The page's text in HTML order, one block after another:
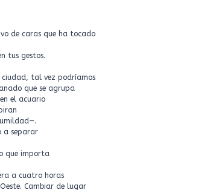
de caras que ha tocado
influencia en tus gestos.
tal vez podríamos
que se agrupa
el acuario
a separar
que importa
a cuatro horas
Cambiar de lugar